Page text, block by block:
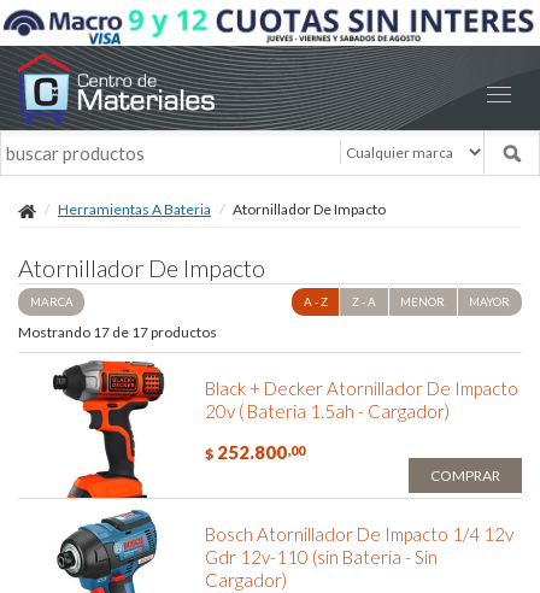
Herramientas A Bateria Atornillador De Impacto
Atornillador De Impacto
MARCA A - Z Z - A MENOR MAYOR
Mostrando 17 de 17 productos
Black + Decker Atornillador De Impacto
20v ( Bateria 1.5ah - Cargador)
$ 252.800,00
COMPRAR
Bosch Atornillador De Impacto 1/4 12v
Gdr 12v-110 (sin Bateria - Sin
Cargador)